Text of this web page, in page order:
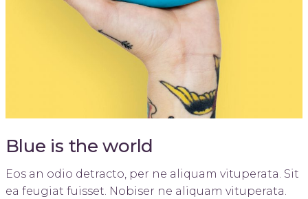
Blue is the world
Eos an odio detracto, per ne aliquam vituperata. Sit
ea feugiat fuisset. Nobiser ne aliquam vituperata.